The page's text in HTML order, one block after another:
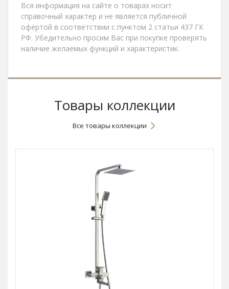
Вся информация на сайте о товарах носит
справочный характер и не является публичной
офертой в соответствии с пунктом 2 статьи 437 ГК
РФ. Убедительно просим Вас при покупке проверять
наличие желаемых функций и характеристик.
Товары коллекции
Все товары коллекции